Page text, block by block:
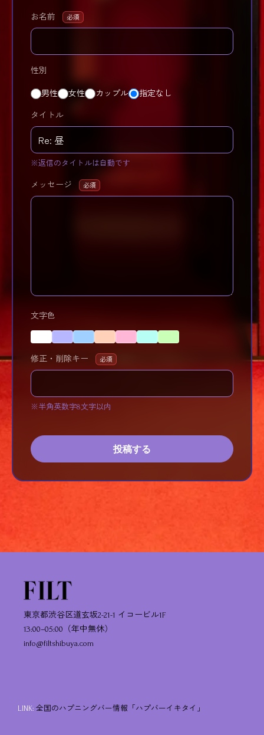
お名前 必須
性別
男性 女性 カップル 指定なし
タイトル
※返信のタイトルは自動です
メッセージ 必須
文字色
修正・削除キー 必須
※半角英数字8文字以内
投稿する
東京都渋谷区道玄坂2-21-1 イコービル1F
13:00–05:00（年中無休）
info@filtshibuya.com
LINK: 全国のハプニングバー情報「ハプバーイキタイ」